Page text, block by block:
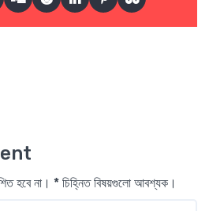
হবে না। * চিহ্নিত বিষয়গুলো আবশ্যক।